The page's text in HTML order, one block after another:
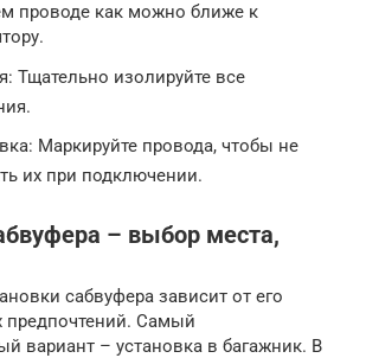
проводе как можно ближе к
Тщательно изолируйте все
Маркируйте провода, чтобы не
их при подключении.
– выбор места,
сабвуфера зависит от его
предпочтений. Самый
вариант – установка в багажник. В